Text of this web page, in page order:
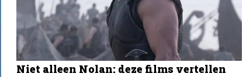
Niet alleen Nolan: deze films vertellen